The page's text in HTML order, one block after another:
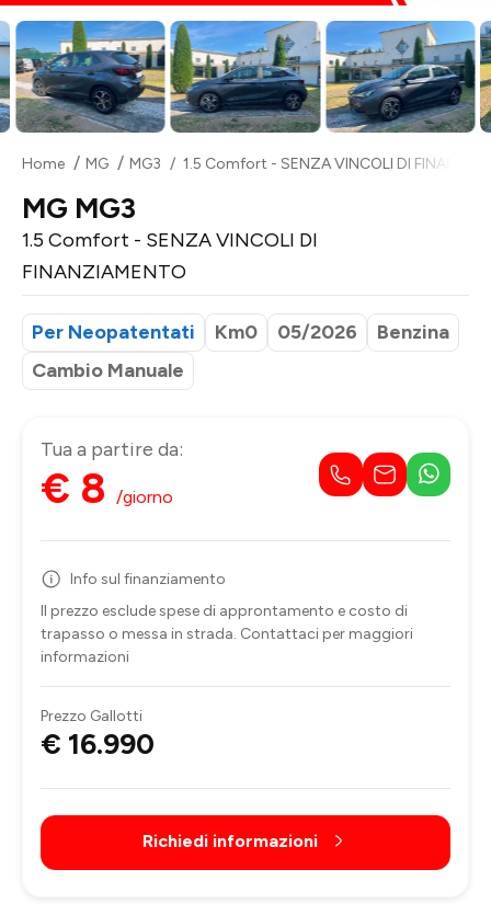
Home MG MG3 1.5 Comfort - SENZA VINCOLI DI
MG MG3
1.5 Comfort - SENZA VINCOLI DI
FINANZIAMENTO
Per Neopatentati Km0 05/2026
Benzina
Cambio Manuale
Tua a partire da:
€ 8 /giorno
Info sul finanziamento
Il prezzo esclude spese di approntamento e costo di
trapasso o messa in strada. Contattaci per maggiori
informazioni
Prezzo Gallotti
€ 16.990
Richiedi informazioni